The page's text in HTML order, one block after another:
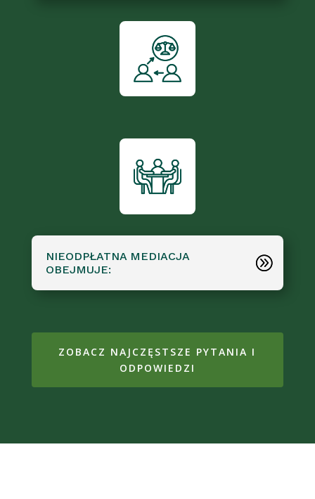
NIEODPŁATNA MEDIACJA
OBEJMUJE:
ZOBACZ NAJCZĘSTSZE PYTANIA I
ODPOWIEDZI